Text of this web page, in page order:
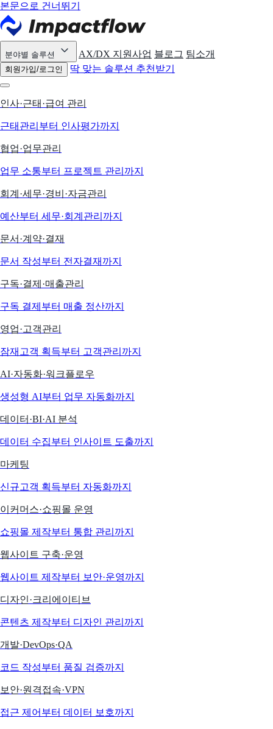
본문으로 건너뛰기
분야별 솔루션 AX/DX 지원사업 블로그 팀소개
회원가입/로그인 딱 맞는 솔루션 추천받기
인사·근태·급여 관리
근태관리부터 인사평가까지
협업·업무관리
업무 소통부터 프로젝트 관리까지
회계·세무·경비·자금관리
예산부터 세무·회계관리까지
문서·계약·결재
문서 작성부터 전자결재까지
구독·결제·매출관리
구독 결제부터 매출 정산까지
영업·고객관리
잠재고객 획득부터 고객관리까지
AI·자동화·워크플로우
생성형 AI부터 업무 자동화까지
데이터·BI·AI 분석
데이터 수집부터 인사이트 도출까지
마케팅
신규고객 획득부터 자동화까지
이커머스·쇼핑몰 운영
쇼핑몰 제작부터 통합 관리까지
웹사이트 구축·운영
웹사이트 제작부터 보안·운영까지
디자인·크리에이티브
콘텐츠 제작부터 디자인 관리까지
개발·DevOps·QA
코드 작성부터 품질 검증까지
보안·원격접속·VPN
접근 제어부터 데이터 보호까지